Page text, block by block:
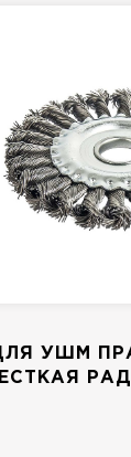
УШМ